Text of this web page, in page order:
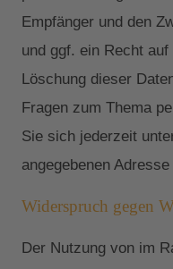
Empfänger und den
und ggf. ein Recht
Löschung dieser
Fragen zum Thema
Sie sich jederzeit
angegebenen
Widerspruch gegen
Der Nutzung von im